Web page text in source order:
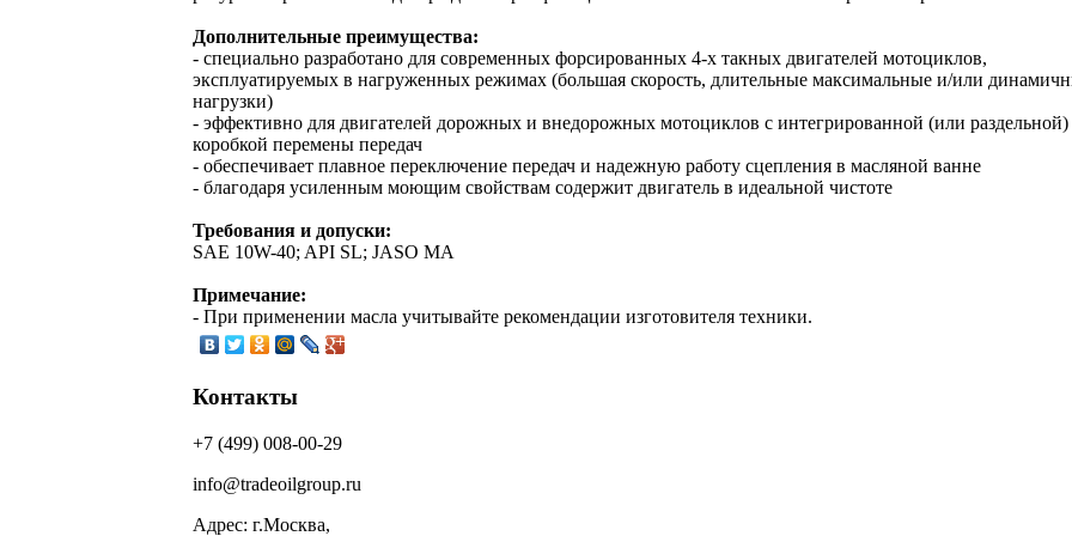
Дополнительные преимущества:
- специально разработано для современных форсированных 4-х такных двигателей мотоциклов,
эксплуатируемых в нагруженных режимах (большая скорость, длительные максимальные и/или
нагрузки)
- эффективно для двигателей дорожных и внедорожных мотоциклов с интегрированной (или раздельной)
коробкой перемены передач
- обеспечивает плавное переключение передач и надежную работу сцепления в масляной ванне
- благодаря усиленным моющим свойствам содержит двигатель в идеальной чистоте
Требования и допуски:
SAE 10W-40; API SL; JASO MA
Примечание:
- При применении масла учитывайте рекомендации изготовителя техники.
Контакты
+7 (499) 008-00-29
info@tradeoilgroup.ru
Адрес: г.Москва,